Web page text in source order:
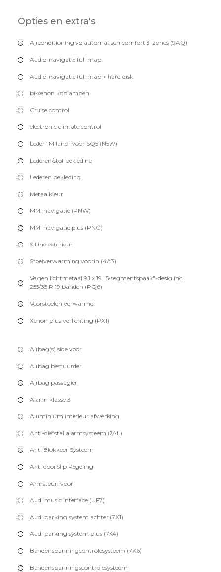
Opties en extra's
Airconditioning volautomatisch comfort 3-zones (9AQ)
Audio-navigatie full map
Audio-navigatie full map + hard disk
bi-xenon koplampen
Cruise control
electronic climate control
Leder "Milano" voor SQ5 (N5W)
Lederen/stof bekleding
Lederen bekleding
Metaalkleur
MMI navigatie (PNW)
MMI navigatie plus (PNG)
S Line exterieur
Stoelverwarming voorin (4A3)
Velgen lichtmetaal 9J x 19 "5-segmentspaak"-desig incl.
255/35 R 19 banden (PQ6)
Voorstoelen verwarmd
Xenon plus verlichting (PX1)
Airbag(s) side voor
Airbag bestuurder
Airbag passagier
Alarm klasse 3
Aluminium interieur afwerking
Anti-diefstal alarmsysteem (7AL)
Anti Blokkeer Systeem
Anti doorSlip Regeling
Armsteun voor
Audi music interface (UF7)
Audi parking system achter (7X1)
Audi parking system plus (7X4)
Bandenspanningcontrolesysteem (7K6)
Bandenspanningscontrolesysteem